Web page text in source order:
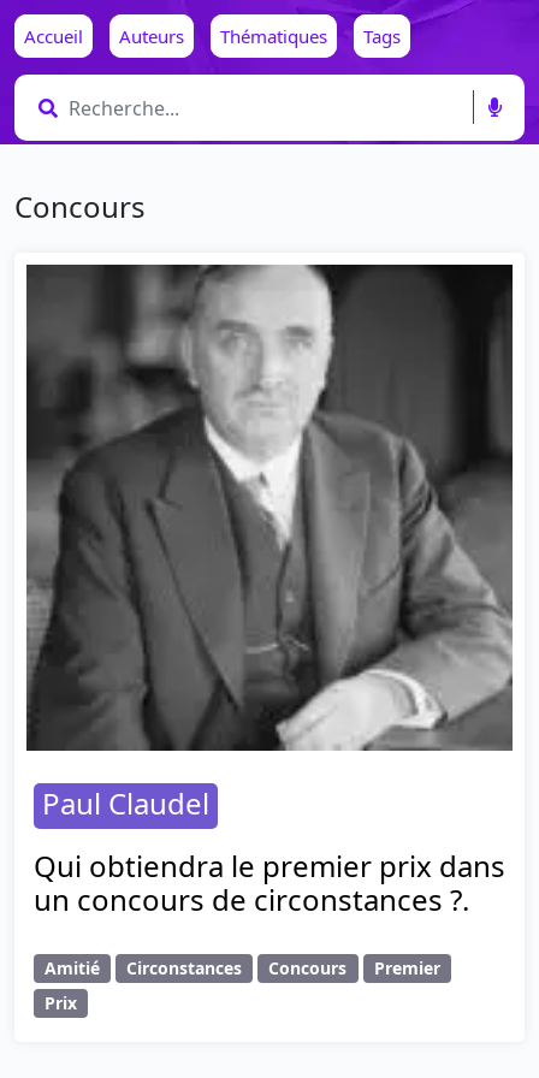
Accueil Auteurs Thématiques Tags
Concours
Paul Claudel
Qui obtiendra le premier prix dans
un concours de circonstances ?.
Amitié Circonstances Concours
Premier
Prix